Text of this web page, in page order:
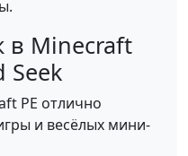
в Minecraft
Seek
PE отлично
и весёлых мини-